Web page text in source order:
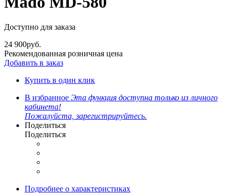
Доступно для заказа
24 900руб.
Рекомендованная розничная цена
Добавить в заказ
Купить в один клик
В избранное Эта функция доступна только из личного
кабинета!
Пожалуйста, зарегистрируйтесь.
Поделиться
Поделиться
Подробнее о характеристиках